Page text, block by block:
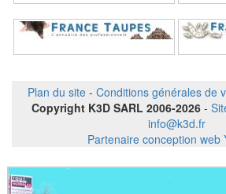
Plan du site - Conditions générales de
Copyright K3D SARL 2006-2026 -
info@k3d.fr
Partenaire conception web